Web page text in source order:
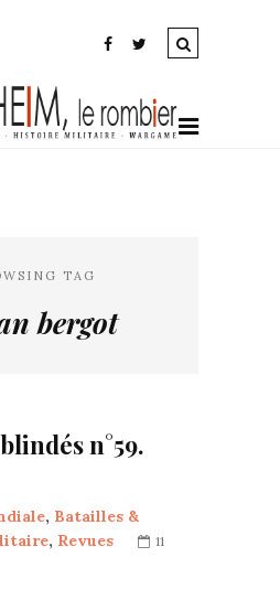
TAG
bergot
n°59.
, Batailles &
, Revues
11